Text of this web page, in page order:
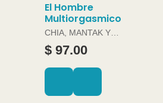
El Hombre
Multiorgasmico
CHIA, MANTAK Y
DOUGLAS ABRAMS
$ 97.00